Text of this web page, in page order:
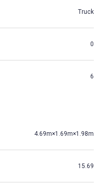
Truck
0
6
4.69m×1.69m×1.98m
15.69